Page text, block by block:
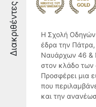
Διακριθέντες
Η Σχολή Οδηγών
έδρα την Πάτρα,
Ναυάρχων 46 &
στον κλάδο
Προσφέρει μια
που
και την